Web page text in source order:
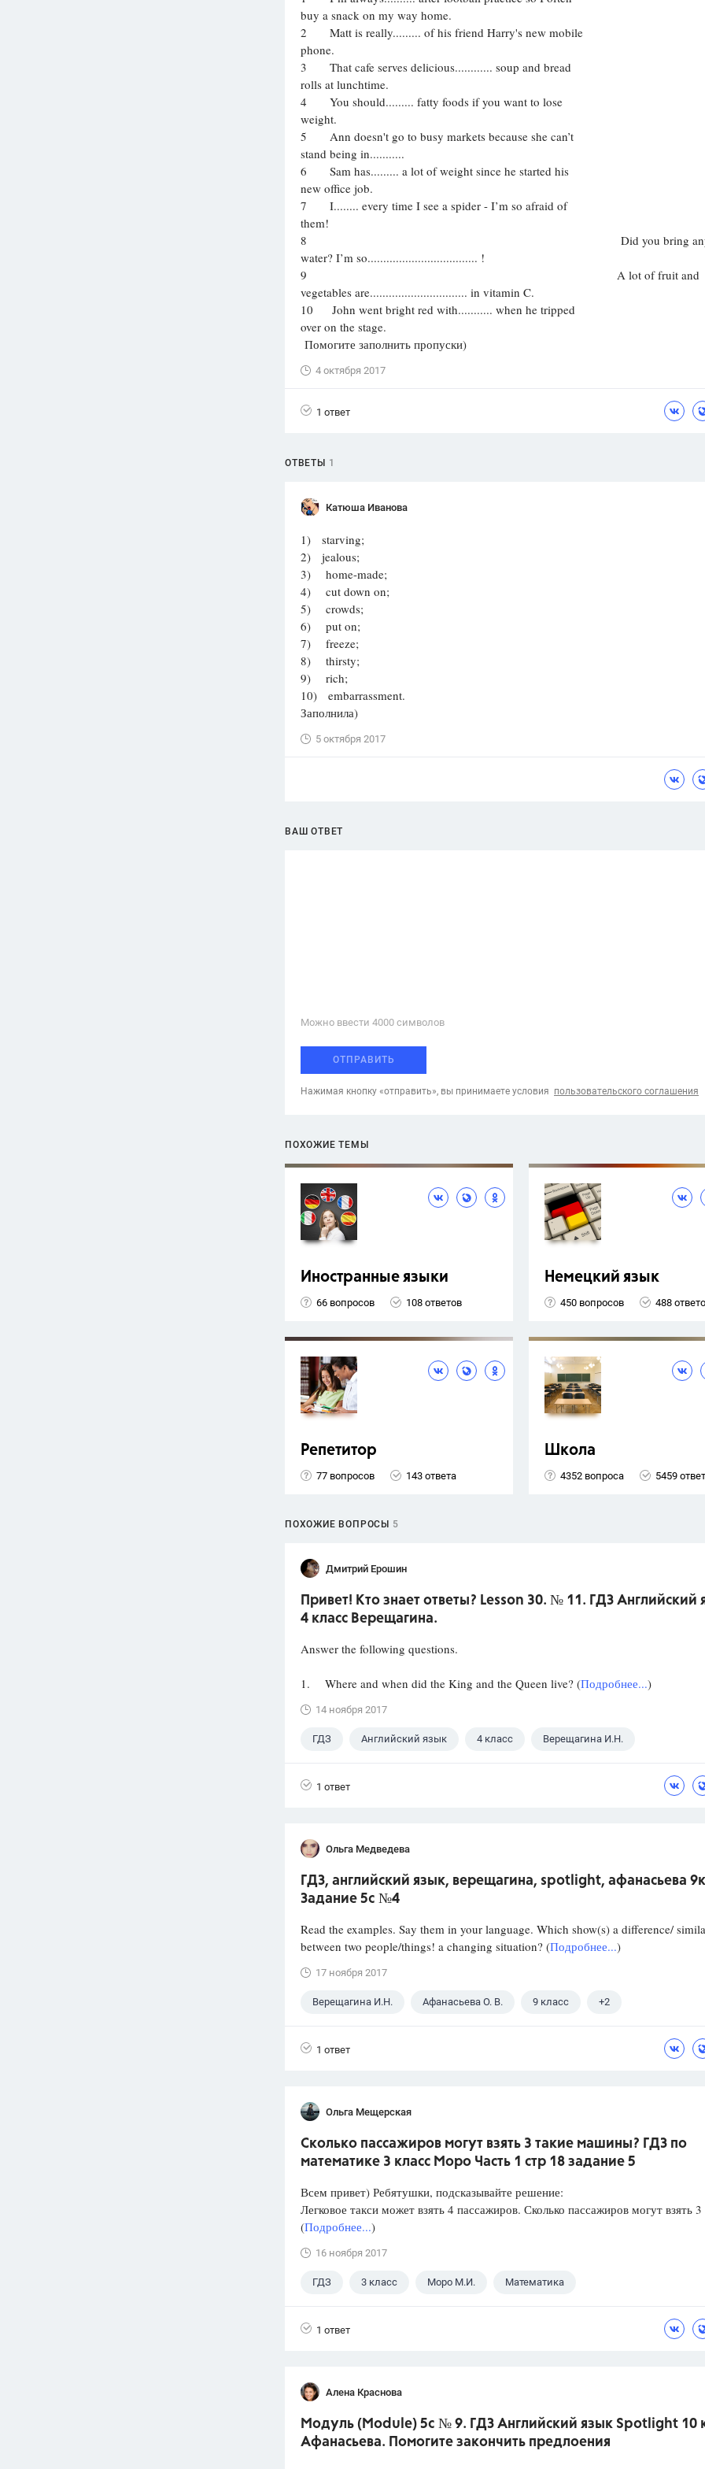
Вузы
Олимпиады
ответа
Spotlight
ответ
ГИА
ответов
Отношения,
buy a snack on my way home.
2 Matt is really......... of his friend Harry's new mobile
phone.
3 That cafe serves delicious............ soup and bread
rolls at lunchtime.
4 You should......... fatty foods if you want to lose
weight.
5 Ann doesn't go to busy markets because she can’t
stand being in...........
6 Sam has......... a lot of weight since he started his
new office job.
7 I........ every time I see a spider - I’m so afraid of
them!
8 Did you bring
water? I’m so................................... !
9 A lot of fruit and
vegetables are............................... in vitamin C.
10 John went bright red with........... when he tripped
over on the stage.
Помогите заполнить пропуски)
4 октября 2017
1 ответ
ОТВЕТЫ 1
Катюша Иванова
1) starving;
2) jealous;
3) home-made;
4) cut down on;
5) crowds;
6) put on;
7) freeze;
8) thirsty;
9) rich;
10) embarrassment.
Заполнила)
5 октября 2017
ВАШ ОТВЕТ
Можно ввести 4000 cимволов
ОТПРАВИТЬ
Нажимая кнопку «отправить», вы принимаете условия пользовательского соглашения
ПОХОЖИЕ ТЕМЫ
Иностранные языки
66 вопросов 108 ответов
Немецкий язык
450 вопросов 488
Репетитор
77 вопросов 143 ответа
Школа
4352 вопроса 5459
ПОХОЖИЕ ВОПРОСЫ 5
Дмитрий Ерошин
Привет! Кто знает ответы? Lesson 30. № 11. ГДЗ Английский
4 класс Верещагина.
Answer the following questions.
1. Where and when did the King and the Queen live? (Подробнее...)
14 ноября 2017
ГДЗ Английский язык 4 класс Верещагина И.Н.
1 ответ
Ольга Медведева
ГДЗ, английский язык, верещагина, spotlight, афанасьева
Задание 5c №4
Read the examples. Say them in your language. Which show(s) a difference/
between two people/things! a changing situation? (Подробнее...)
17 ноября 2017
Верещагина И.Н. Афанасьева О. В. 9 класс +2
1 ответ
Ольга Мещерская
Сколько пассажиров могут взять 3 такие машины? ГДЗ по
математике 3 класс Моро Часть 1 стр 18 задание 5
Всем привет) Ребятушки, подсказывайте решение:
Легковое такси может взять 4 пассажиров. Сколько пассажиров могут взять 3
(Подробнее...)
16 ноября 2017
ГДЗ 3 класс Моро М.И. Математика
1 ответ
Алена Краснова
Модуль (Module) 5c № 9. ГДЗ Английский язык Spotlight 10
Афанасьева. Помогите закончить предлоения